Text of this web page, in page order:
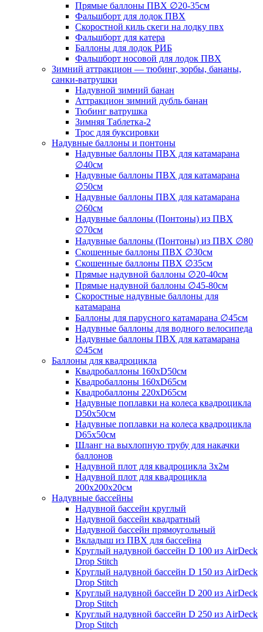
Прямые баллоны ПВХ ∅20-35см
Фальшборт для лодок ПВХ
Скоростной киль скеги на лодку пвх
Фальшборт для катера
Баллоны для лодок РИБ
Фальшборт носовой для лодок ПВХ
Зимний аттракцион — тюбинг, зорбы, бананы,
санки-ватрушки
Надувной зимний банан
Аттракцион зимний дубль банан
Тюбинг ватрушка
Зимняя Таблетка-2
Трос для буксировки
Надувные баллоны и понтоны
Надувные баллоны ПВХ для катамарана
∅40см
Надувные баллоны ПВХ для катамарана
∅50см
Надувные баллоны ПВХ для катамарана
∅60см
Надувные баллоны (Понтоны) из ПВХ
∅70см
Надувные баллоны (Понтоны) из ПВХ ∅80
Скошенные баллоны ПВХ ∅30см
Скошенные баллоны ПВХ ∅35см
Прямые надувной баллоны ∅20-40см
Прямые надувной баллоны ∅45-80см
Скоростные надувные баллоны для
катамарана
Баллоны для парусного катамарана ∅45см
Надувные баллоны для водного велосипеда
Надувные баллоны ПВХ для катамарана
∅45см
Баллоны для квадроцикла
Квадробаллоны 160хD50см
Квадробаллоны 160хD65см
Квадробаллоны 220хD65см
Надувные поплавки на колеса квадроцикла
D50х50см
Надувные поплавки на колеса квадроцикла
D65х50см
Шланг на выхлопную трубу для накачки
баллонов
Надувной плот для квадроцикла 3х2м
Надувной плот для квадроцикла
200х200х20см
Надувные бассейны
Надувной бассейн круглый
Надувной бассейн квадратный
Надувной бассейн прямоугольный
Вкладыш из ПВХ для бассейна
Круглый надувной бассейн D 100 из AirDeck
Drop Stitch
Круглый надувной бассейн D 150 из AirDeck
Drop Stitch
Круглый надувной бассейн D 200 из AirDeck
Drop Stitch
Круглый надувной бассейн D 250 из AirDeck
Drop Stitch